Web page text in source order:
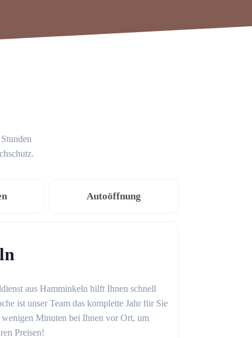
Autoöffnung
aus Hamminkeln hilft Ihnen schnell
ist unser Team das komplette Jahr für Sie
Minuten bei Ihnen vor Ort, um
Preisen!